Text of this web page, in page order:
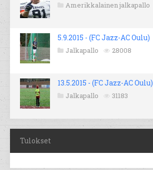
Amerikkalainen jalkapallo
5.9.2015 - (FC Jazz-AC Oulu)
Jalkapallo 28008
13.5.2015 - (FC Jazz-AC Oulu)
Jalkapallo 31183
Tulokset